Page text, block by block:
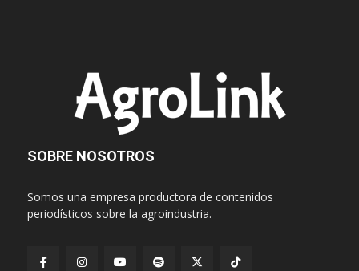
SOBRE NOSOTROS
Somos una empresa productora de contenidos
periodísticos sobre la agroindustria.